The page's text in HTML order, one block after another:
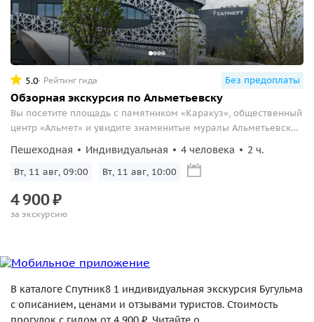
5.0 Рейтинг гида Без предоплаты
Обзорная экскурсия по Альметьевску
Вы посетите площадь с памятником «Каракуз», общественный
центр «Альмет» и увидите знаменитые муралы Альметьевска,
Пешеходная Индивидуальная 4 человека 2 ч.
Вт, 11 авг, 09:00 Вт, 11 авг, 10:00
4900₽
за экскурсию
В каталоге Спутник8 1 индивидуальная экскурсия Бугульма
с описанием, ценами и отзывами туристов. Стоимость